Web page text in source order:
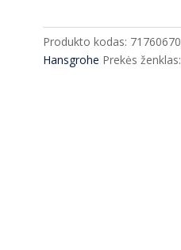
Hansgrohe
Produkto kodas: 71760670
Hansgrohe Prekės ženklas: